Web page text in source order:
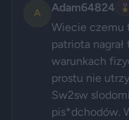
A Adam64824 🎖️
Wiecie czemu
patriota
warunkach
prostu nie
Sw2sw
pis*dchodów.